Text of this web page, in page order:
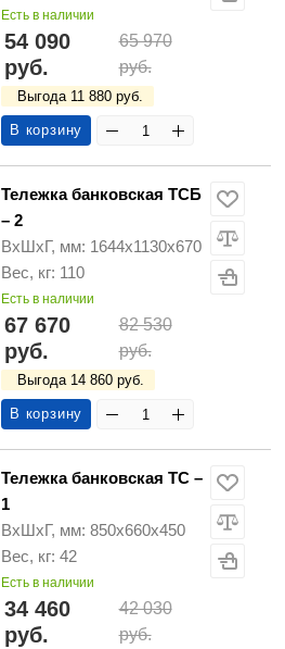
Есть в наличии
54 090
руб.
65 970
руб.
Выгода 11 880 руб.
В корзину
Тележка банковская ТСБ
– 2
ВхШхГ, мм: 1644х1130х670
Вес, кг: 110
Есть в наличии
67 670
руб.
82 530
руб.
Выгода 14 860 руб.
В корзину
Тележка банковская ТС –
1
ВхШхГ, мм: 850х660х450
Вес, кг: 42
Есть в наличии
34 460
руб.
42 030
руб.